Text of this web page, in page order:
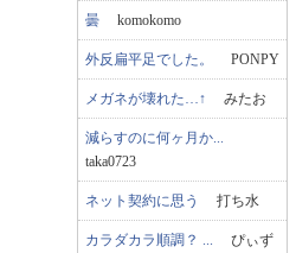
曇 komokomo
外反扁平足でした。 PONPY
メガネが壊れた…↑ みたお
減らすのに何ヶ月か...
taka0723
ネット契約に思う 打ち水
カラダカラ順調？ ...
ぴぃず